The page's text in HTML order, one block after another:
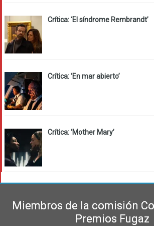
Crítica: ‘El síndrome Rembrandt’
Crítica: ‘En mar abierto’
Crítica: ‘Mother Mary’
Miembros de la comisión
Premios Fugaz